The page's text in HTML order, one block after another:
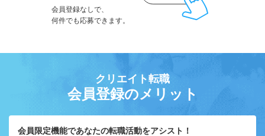
会員登録なしで、
何件でも応募できます。
クリエイト転職
会員登録のメリット
会員限定機能であなたの転職活動をアシスト！